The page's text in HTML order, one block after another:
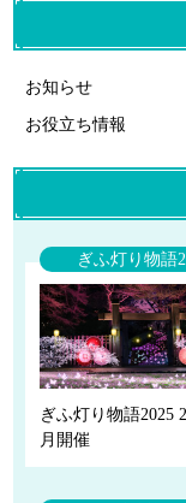
お知らせ
お役立ち情報
ぎふ灯り物語
ぎふ灯り物語2025
月開催